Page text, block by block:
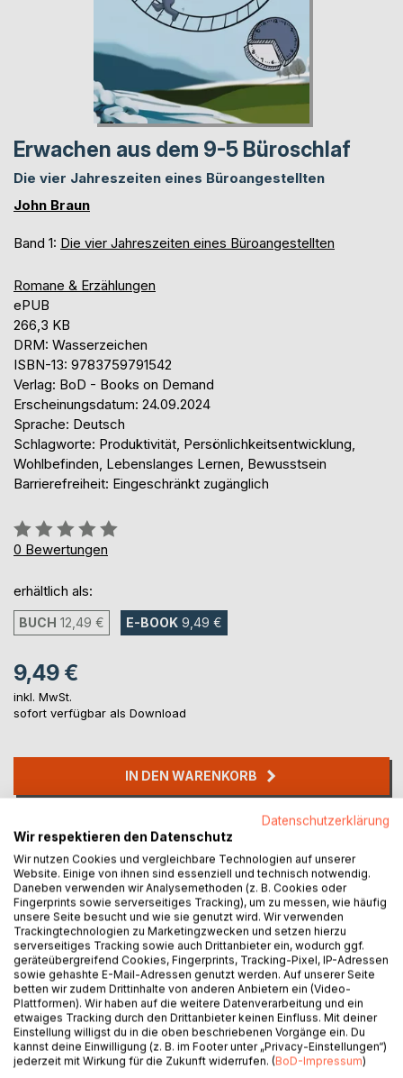
Erwachen aus dem 9-5 Büroschlaf
Die vier Jahreszeiten eines Büroangestellten
John Braun
Band 1: Die vier Jahreszeiten eines Büroangestellten
Romane & Erzählungen
ePUB
266,3 KB
DRM: Wasserzeichen
ISBN-13: 9783759791542
Verlag: BoD - Books on Demand
Erscheinungsdatum: 24.09.2024
Sprache: Deutsch
Schlagworte: Produktivität, Persönlichkeitsentwicklung,
Wohlbefinden, Lebenslanges Lernen, Bewusstsein
Barrierefreiheit: Eingeschränkt zugänglich
Bewertung::
0%
0 Bewertungen
erhältlich als:
BUCH 12,49 € E-BOOK 9,49 €
9,49 €
inkl. MwSt.
sofort verfügbar als Download
IN DEN WARENKORB
Auf die Merkliste
Titel bewerten
BESCHREIBUNG
Timmy erwacht aus seinem Büroschlaf und beginnt seine
Arbeit zu gestalten. Diese Veränderung fühlt sich
Datenschutzerklärung
Wir respektieren den Datenschutz
Wir nutzen Cookies und vergleichbare Technologien auf unserer
Website. Einige von ihnen sind essenziell und technisch notwendig.
Daneben verwenden wir Analysemethoden (z. B. Cookies oder
Fingerprints sowie serverseitiges Tracking), um zu messen, wie häufig
unsere Seite besucht und wie sie genutzt wird. Wir verwenden
Trackingtechnologien zu Marketingzwecken und setzen hierzu
serverseitiges Tracking sowie auch Drittanbieter ein, wodurch ggf.
geräteübergreifend Cookies, Fingerprints, Tracking-Pixel, IP-Adressen
sowie gehashte E-Mail-Adressen genutzt werden. Auf unserer Seite
betten wir zudem Drittinhalte von anderen Anbietern ein (Video-
Plattformen). Wir haben auf die weitere Datenverarbeitung und ein
etwaiges Tracking durch den Drittanbieter keinen Einfluss. Mit deiner
Einstellung willigst du in die oben beschriebenen Vorgänge ein. Du
kannst deine Einwilligung (z. B. im Footer unter „Privacy-Einstellungen“)
jederzeit mit Wirkung für die Zukunft widerrufen. (BoD-Impressum)